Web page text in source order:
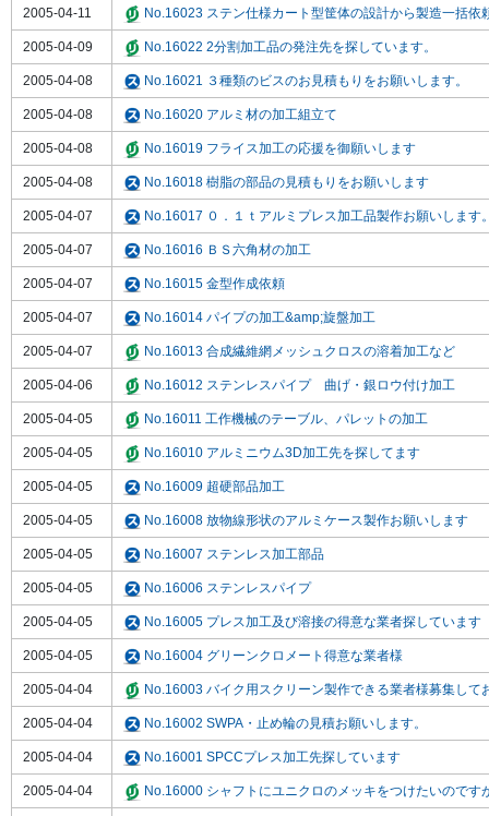
2005-04-11 No.16023 ステン仕様カート型筐体の設計から製造一括依
2005-04-09 No.16022 2分割加工品の発注先を探しています。
2005-04-08 No.16021 ３種類のビスのお見積もりをお願いします。
2005-04-08 No.16020 アルミ材の加工組立て
2005-04-08 No.16019 フライス加工の応援を御願いします
2005-04-08 No.16018 樹脂の部品の見積もりをお願いします
2005-04-07 No.16017 ０．１ｔアルミプレス加工品製作お願いします
2005-04-07 No.16016 ＢＳ六角材の加工
2005-04-07 No.16015 金型作成依頼
2005-04-07 No.16014 パイプの加工&amp;旋盤加工
2005-04-07 No.16013 合成繊維網メッシュクロスの溶着加工など
2005-04-06 No.16012 ステンレスパイプ 曲げ・銀ロウ付け加工
2005-04-05 No.16011 工作機械のテーブル、パレットの加工
2005-04-05 No.16010 アルミニウム3D加工先を探してます
2005-04-05 No.16009 超硬部品加工
2005-04-05 No.16008 放物線形状のアルミケース製作お願いします
2005-04-05 No.16007 ステンレス加工部品
2005-04-05 No.16006 ステンレスパイプ
2005-04-05 No.16005 プレス加工及び溶接の得意な業者探しています
2005-04-05 No.16004 グリーンクロメート得意な業者様
2005-04-04 No.16003 バイク用スクリーン製作できる業者様募集して
2005-04-04 No.16002 SWPA・止め輪の見積お願いします。
2005-04-04 No.16001 SPCCプレス加工先探しています
2005-04-04 No.16000 シャフトにユニクロのメッキをつけたいのです